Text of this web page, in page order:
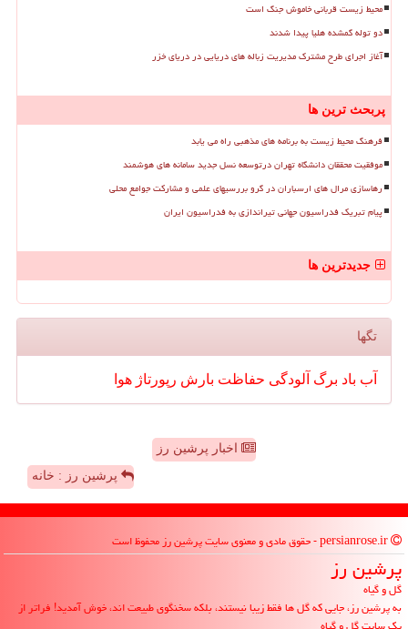
محیط زیست قربانی خاموش جنگ است
دو توله گمشده هلیا پیدا شدند
آغاز اجرای طرح مشترک مدیریت زباله های دریایی در دریای خزر
پربحث ترین ها
فرهنگ محیط زیست به برنامه های مذهبی راه می یابد
موفقیت محققان دانشگاه تهران درتوسعه نسل جدید سامانه های هوشمند
رهاسازی مرال های ارسباران در گرو بررسیهای علمی و مشارکت جوامع محلی
پیام تبریک فدراسیون جهانی تیراندازی به فدراسیون ایران
جدیدترین ها
تگها
آب باد برگ آلودگی حفاظت بارش رپورتاژ هوا
اخبار پرشین رز
پرشین رز : خانه
پرشین رز
گل و گیاه
به پرشین رز، جایی که گل ها فقط زیبا نیستند، بلکه سخنگوی طبیعت اند، خوش آمدید! فراتر از